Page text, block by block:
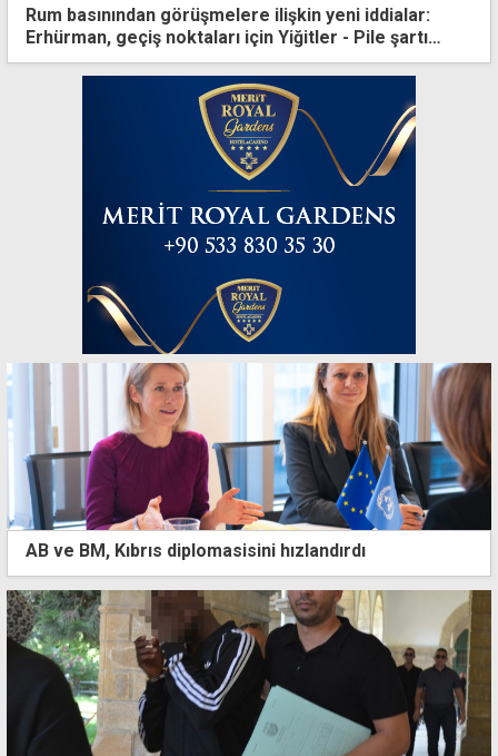
Rum basınından görüşmelere ilişkin yeni iddialar:
Erhürman, geçiş noktaları için Yiğitler - Pile şartı
koştu
AB ve BM, Kıbrıs diplomasisini hızlandırdı